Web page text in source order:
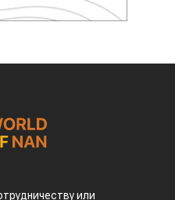
или